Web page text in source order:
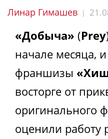
Линар Гимашев |
«Добыча» (Prey
начале месяца,
франшизы
восторге от
оригинального
оценили работу